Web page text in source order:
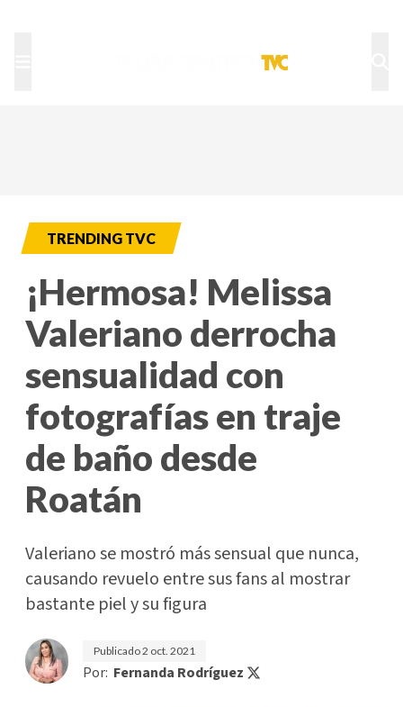
TRENDING TVC
¡Hermosa! Melissa
Valeriano derrocha
sensualidad con
fotografías en traje
de baño desde
Roatán
Valeriano se mostró más sensual que nunca,
causando revuelo entre sus fans al mostrar
bastante piel y su figura
Publicado2 oct. 2021
Por: Fernanda Rodríguez